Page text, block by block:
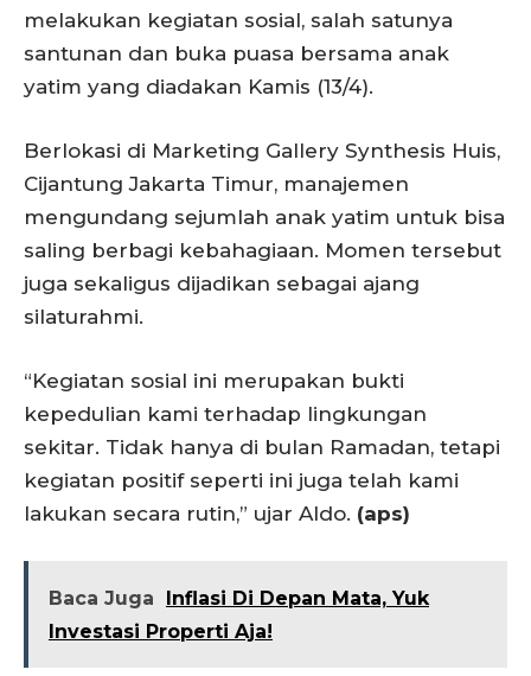
melakukan kegiatan sosial, salah satunya
santunan dan buka puasa bersama anak
yatim yang diadakan Kamis (13/4).
Berlokasi di Marketing Gallery Synthesis Huis,
Cijantung Jakarta Timur, manajemen
mengundang sejumlah anak yatim untuk bisa
saling berbagi kebahagiaan. Momen tersebut
juga sekaligus dijadikan sebagai ajang
silaturahmi.
“Kegiatan sosial ini merupakan bukti
kepedulian kami terhadap lingkungan
sekitar. Tidak hanya di bulan Ramadan, tetapi
kegiatan positif seperti ini juga telah kami
lakukan secara rutin,” ujar Aldo. (aps)
Baca Juga
Inflasi Di Depan Mata, Yuk
Investasi Properti Aja!